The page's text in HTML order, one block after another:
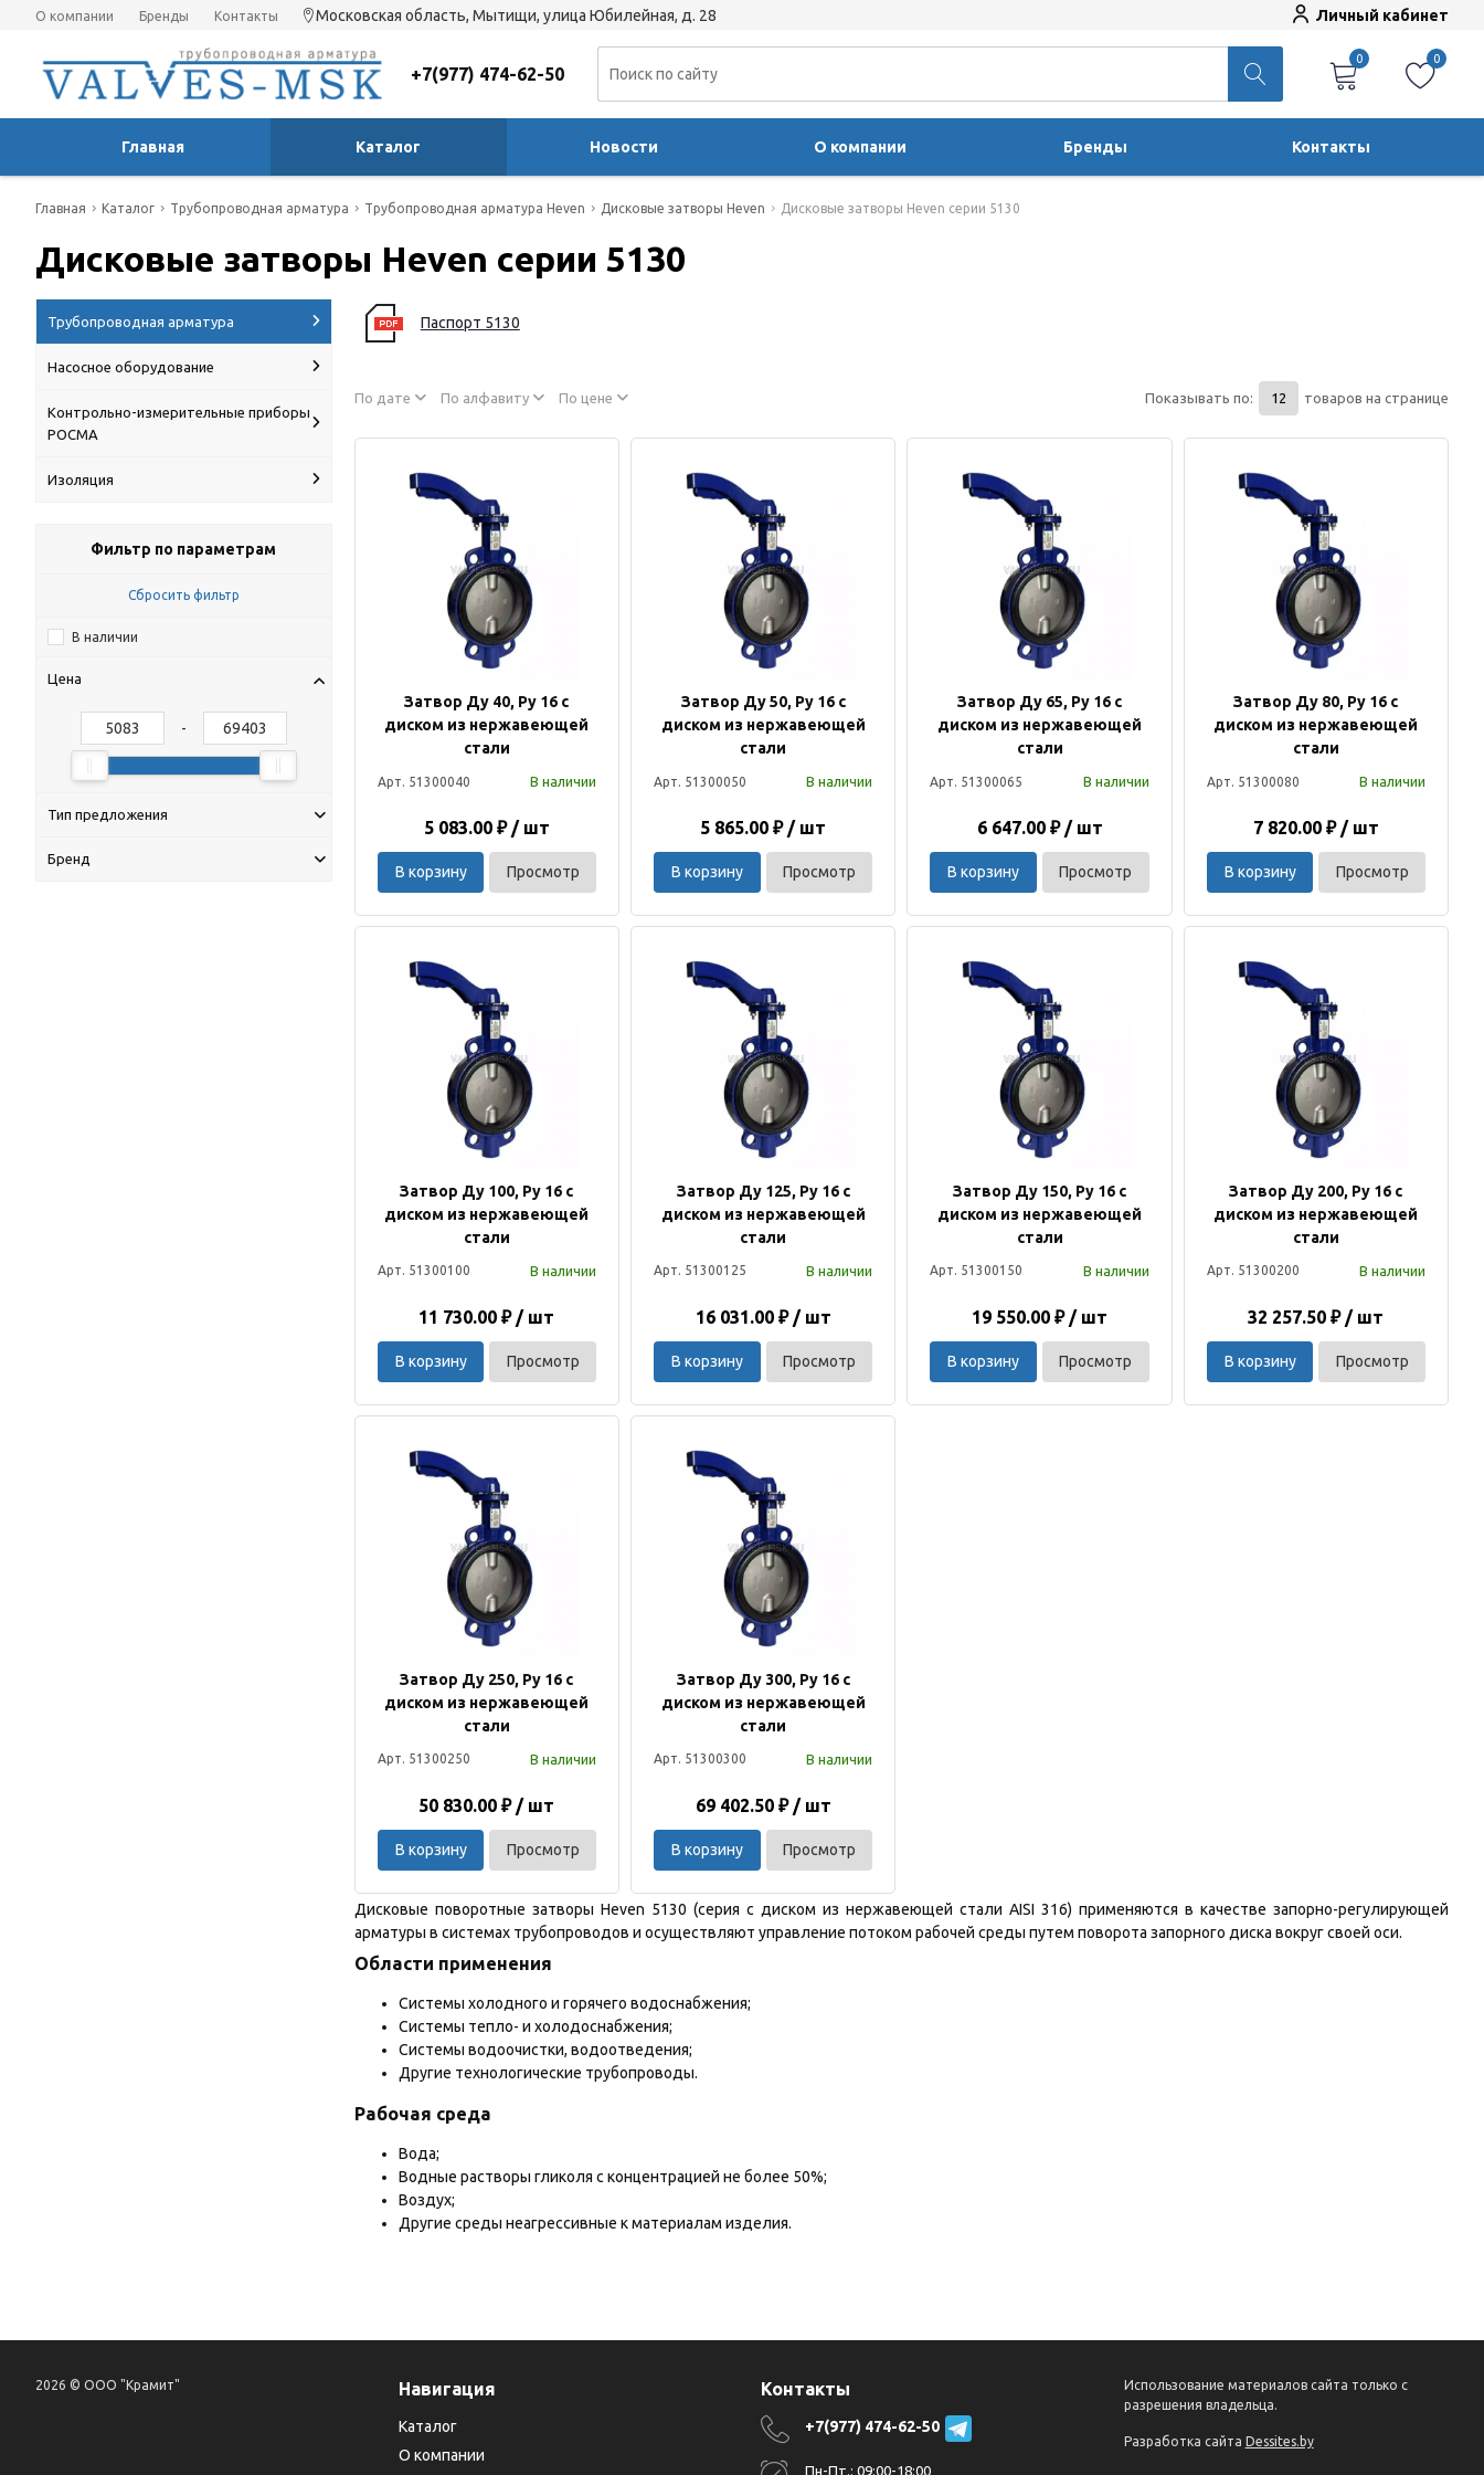
О компании Бренды Контакты Московская область, Мытищи, улица Юбилейная, д. 28 Личный кабинет
+7(977) 474-62-50
0 0
Главная Каталог Новости О компании Бренды Контакты
Главная Каталог Трубопроводная арматура Трубопроводная арматура Heven Дисковые затворы Heven Дисковые затворы Heven серии 5130
Дисковые затворы Heven серии 5130
Трубопроводная арматура
Насосное оборудование
Контрольно-измерительные приборы
РОСМА
Изоляция
Фильтр по параметрам
Сбросить фильтр
В наличии
Цена
-
Тип предложения
Бренд
Паспорт 5130
По дате По алфавиту По цене Показывать по: товаров на странице
Затвор Ду 40, Ру 16 с
диском из нержавеющей
стали
Арт. 51300040 В наличии
5 083.00 ₽ / шт
В корзину Просмотр
Затвор Ду 50, Ру 16 с
диском из нержавеющей
стали
Арт. 51300050 В наличии
5 865.00 ₽ / шт
В корзину Просмотр
Затвор Ду 65, Ру 16 с
диском из нержавеющей
стали
Арт. 51300065 В наличии
6 647.00 ₽ / шт
В корзину Просмотр
Затвор Ду 80, Ру 16 с
диском из нержавеющей
стали
Арт. 51300080 В наличии
7 820.00 ₽ / шт
В корзину Просмотр
Затвор Ду 100, Ру 16 с
диском из нержавеющей
стали
Арт. 51300100 В наличии
11 730.00 ₽ / шт
В корзину Просмотр
Затвор Ду 125, Ру 16 с
диском из нержавеющей
стали
Арт. 51300125 В наличии
16 031.00 ₽ / шт
В корзину Просмотр
Затвор Ду 150, Ру 16 с
диском из нержавеющей
стали
Арт. 51300150 В наличии
19 550.00 ₽ / шт
В корзину Просмотр
Затвор Ду 200, Ру 16 с
диском из нержавеющей
стали
Арт. 51300200 В наличии
32 257.50 ₽ / шт
В корзину Просмотр
Затвор Ду 250, Ру 16 с
диском из нержавеющей
стали
Арт. 51300250 В наличии
50 830.00 ₽ / шт
В корзину Просмотр
Затвор Ду 300, Ру 16 с
диском из нержавеющей
стали
Арт. 51300300 В наличии
69 402.50 ₽ / шт
В корзину Просмотр
Дисковые поворотные затворы Heven 5130 (серия с диском из нержавеющей стали AISI 316) применяются в качестве запорно-регулирующей
арматуры в системах трубопроводов и осуществляют управление потоком рабочей среды путем поворота запорного диска вокруг своей оси.
Области применения
Системы холодного и горячего водоснабжения;
Системы тепло- и холодоснабжения;
Системы водоочистки, водоотведения;
Другие технологические трубопроводы.
Рабочая среда
Вода;
Водные растворы гликоля с концентрацией не более 50%;
Воздух;
Другие среды неагрессивные к материалам изделия.
2026 © ООО "Крамит" Навигация
Каталог
О компании
Контакты
+7(977) 474-62-50
Пн-Пт.: 09:00-18:00
Использование материалов сайта только с
разрешения владельца.
Разработка сайта Dessites.by